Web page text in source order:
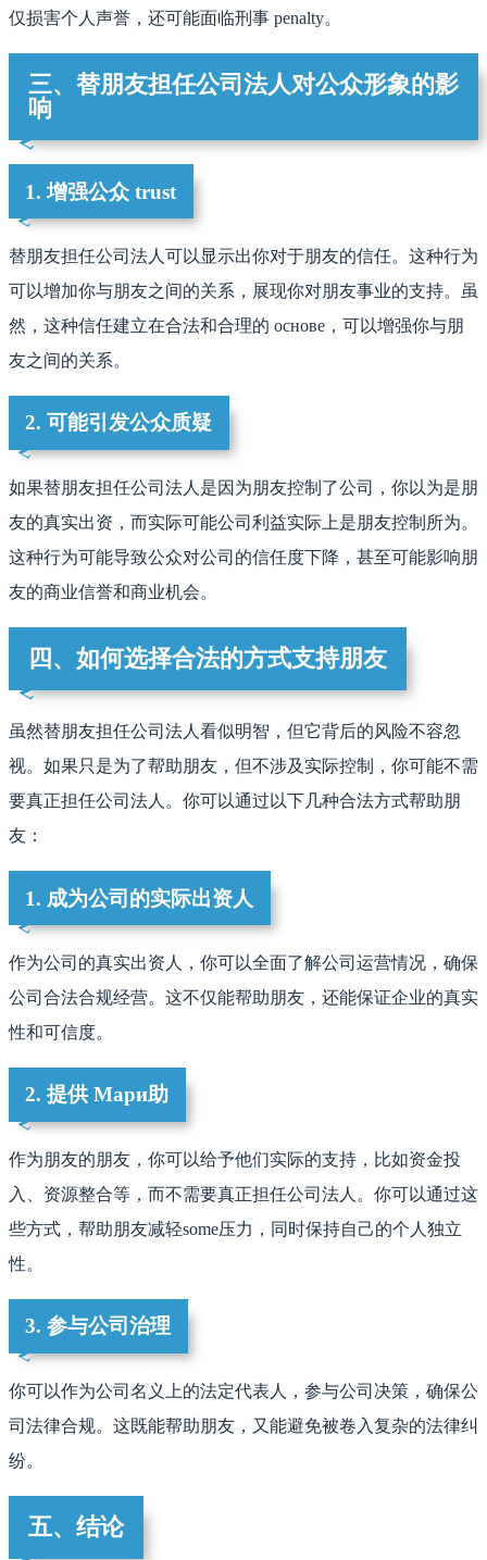
仅损害个人声誉，还可能面临刑事 penalty。
三、替朋友担任公司法人对公众形象的影
响
1. 增强公众 trust
替朋友担任公司法人可以显示出你对于朋友的信任。这种行为
可以增加你与朋友之间的关系，展现你对朋友事业的支持。虽
然，这种信任建立在合法和合理的 основе，可以增强你与朋
友之间的关系。
2. 可能引发公众质疑
如果替朋友担任公司法人是因为朋友控制了公司，你以为是朋
友的真实出资，而实际可能公司利益实际上是朋友控制所为。
这种行为可能导致公众对公司的信任度下降，甚至可能影响朋
友的商业信誉和商业机会。
四、如何选择合法的方式支持朋友
虽然替朋友担任公司法人看似明智，但它背后的风险不容忽
视。如果只是为了帮助朋友，但不涉及实际控制，你可能不需
要真正担任公司法人。你可以通过以下几种合法方式帮助朋
友：
1. 成为公司的实际出资人
作为公司的真实出资人，你可以全面了解公司运营情况，确保
公司合法合规经营。这不仅能帮助朋友，还能保证企业的真实
性和可信度。
2. 提供 Мари助
作为朋友的朋友，你可以给予他们实际的支持，比如资金投
入、资源整合等，而不需要真正担任公司法人。你可以通过这
些方式，帮助朋友减轻some压力，同时保持自己的个人独立
性。
3. 参与公司治理
你可以作为公司名义上的法定代表人，参与公司决策，确保公
司法律合规。这既能帮助朋友，又能避免被卷入复杂的法律纠
纷。
五、结论